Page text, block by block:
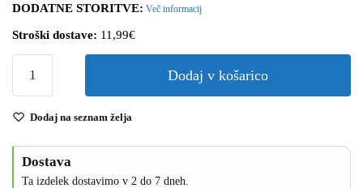
DODATNE STORITVE: Več informacij
Stroški dostave: 11,99€
Dodaj v košarico
Dodaj na seznam želja
Dostava
Ta izdelek dostavimo v 2 do 7 dneh.